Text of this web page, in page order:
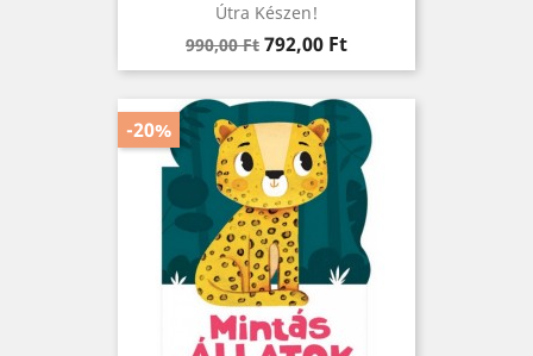
Útra Készen!
Regular
price
990,00 Ft Ár
792,00 Ft
-20%